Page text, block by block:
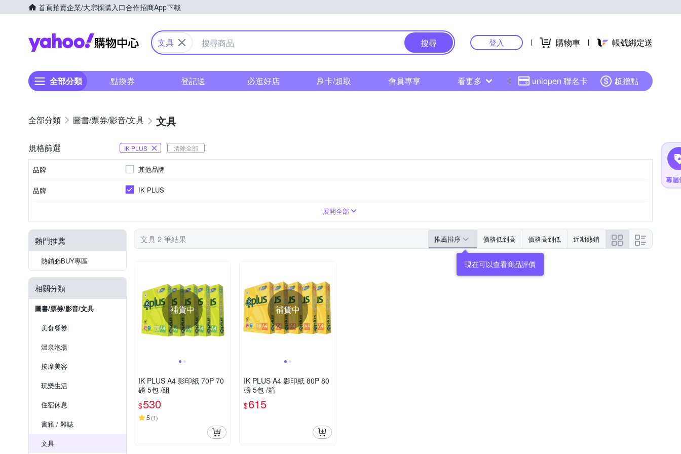
首頁拍賣企業/大宗採購入口合作招商App下載
Yahoo購物中心
文具 搜尋 登入 購物車 帳號綁定送
全部分類 點換券 登記送 必逛好店 刷卡/超取 會員專享 看更多 uniopen 聯名卡 超贈點
圖書/票券/影音/文具 文具
規格篩選 IK PLUS 清除全部
品牌 其他品牌
品牌 IK PLUS
展開全部
熱門推薦
熱銷必BUY專區
相關分類
圖書/票券/影音/文具
美食餐券
溫泉泡湯
按摩美容
玩樂生活
住宿休息
書籍 / 雜誌
文具
文具 2 筆結果 推薦排序 價格低到高 價格高到低 近期熱銷
現在可以查看商品評價
補貨中
IK PLUS A4 影印紙 70P 70
磅 5包 /組
$530
5 (1)
補貨中
IK PLUS A4 影印紙 80P 80
磅 5包 /箱
$615